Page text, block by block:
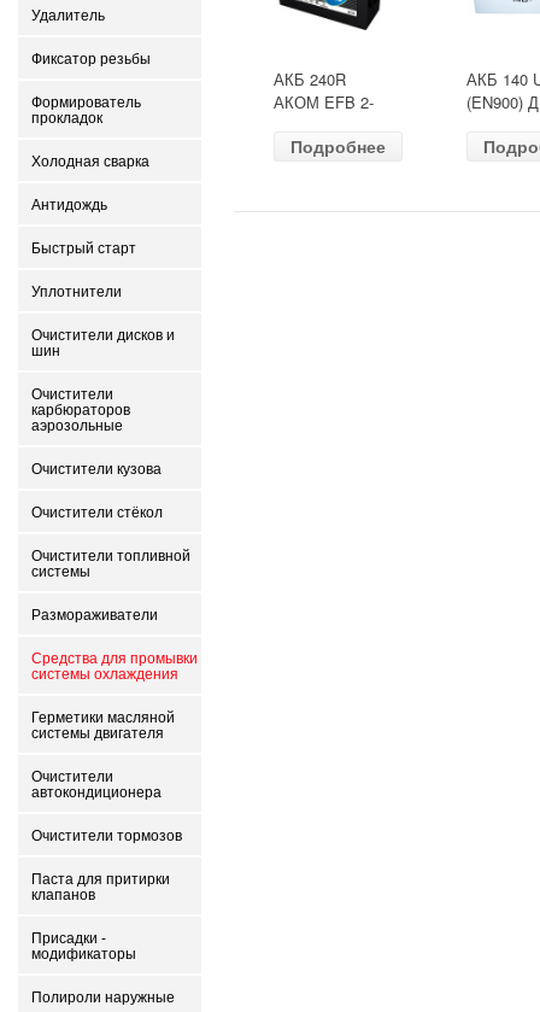
Удалитель
Фиксатор резьбы
Формирователь
прокладок
Холодная сварка
Антидождь
Быстрый старт
Уплотнители
Очистители дисков и
шин
Очистители
карбюраторов
аэрозольные
Очистители кузова
Очистители стёкол
Очистители топливной
системы
Размораживатели
Средства для промывки
системы охлаждения
Герметики масляной
системы двигателя
Очистители
автокондиционера
Очистители тормозов
Паста для притирки
клапанов
Присадки -
модификаторы
Полироли наружные
АКБ 240R
АКОМ EFB 2-
(EN1500) ДШВ
Подробнее
АКБ 140
(EN900)
залит